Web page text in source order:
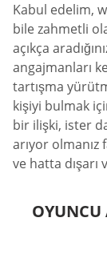
Kabul edelim,
bile zahmetli
açıkça
angajmanları
tartışma
kişiyi bulmak
bir ilişki, ister
arıyor
ve hatta dışarı
OYUNCU